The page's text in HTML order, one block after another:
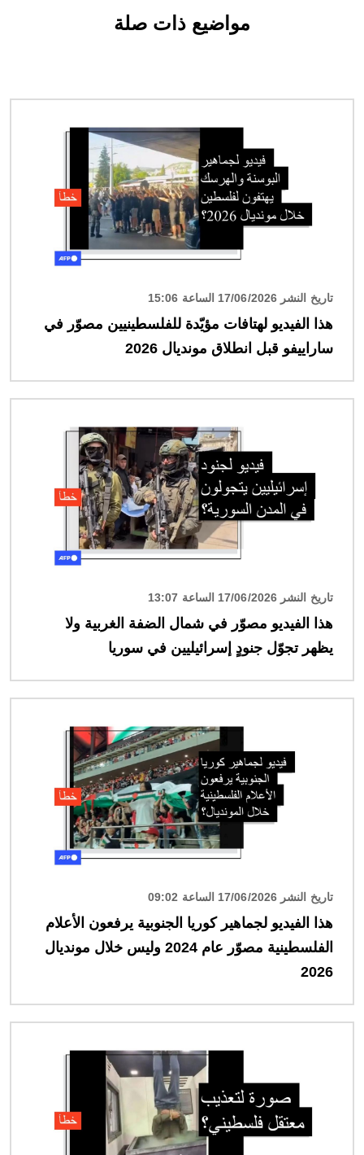
مواضيع ذات صلة
تاريخ النشر 17/06/2026 الساعة 15:06
هذا الفيديو لهتافات مؤيّدة للفلسطينيين مصوّر في
ساراييفو قبل انطلاق مونديال 2026
تاريخ النشر 17/06/2026 الساعة 13:07
هذا الفيديو مصوّر في شمال الضفة الغربية ولا
يظهر تجوّل جنودٍ إسرائيليين في سوريا
تاريخ النشر 17/06/2026 الساعة 09:02
هذا الفيديو لجماهير كوريا الجنوبية يرفعون الأعلام
الفلسطينية مصوّر عام 2024 وليس خلال مونديال
2026